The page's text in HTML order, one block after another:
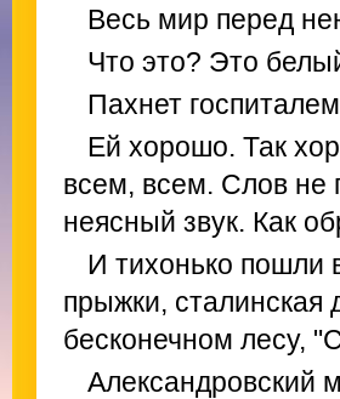
Весь мир перед
Что это? Это
Пахнет
Ей хорошо. Так
всем, всем. Слов не
неясный звук. Как
И тихонько пошли
прыжки, сталинская
бесконечном лесу,
Александровский